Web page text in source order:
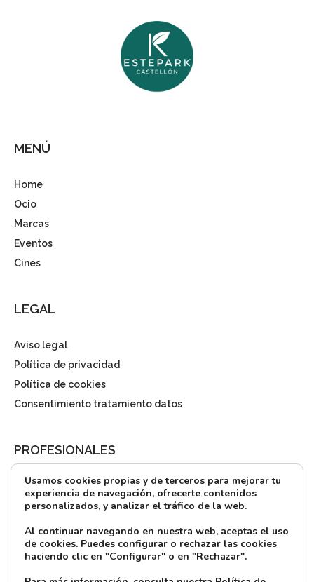
MENÚ
Home
Ocio
Marcas
Eventos
Cines
LEGAL
Aviso legal
Política de privacidad
Política de cookies
Consentimiento tratamiento datos
PROFESIONALES
¿Quieres alquilar?
Prensa
Directorio
CONTACTO
Usamos cookies propias y de terceros para mejorar tu
experiencia de navegación, ofrecerte contenidos
personalizados, y analizar el tráfico de la web.
Al continuar navegando en nuestra web, aceptas el uso
de cookies. Puedes configurar o rechazar las cookies
haciendo clic en "Configurar" o en "Rechazar".